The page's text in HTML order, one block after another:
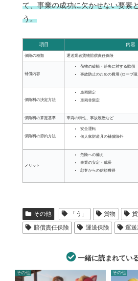
て、事業の成功に欠かせない要素
う。
項目 内容
保険の種類 運送業者貨物賠償責任保険
補償内容
荷物の破損・紛失に対する賠償
事故防止のための費用 (ロープ
保険料の決定方法
車両限定
車両非限定
保険料の算定基準 車両の特性、事故履歴など
保険料の節約方法
安全運転
個人家財道具の補償除外
メリット
危険への備え
事業の安定・成長
顧客からの信頼獲得
その他 「う」 貨物
賠償責任保険
運送保険 運
一緒に読まれてい
その他 その他